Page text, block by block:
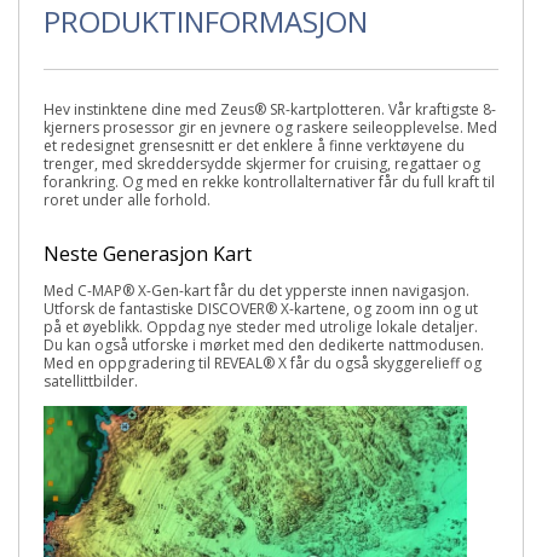
PRODUKTINFORMASJON
Hev instinktene dine med Zeus® SR-kartplotteren. Vår kraftigste 8-
kjerners prosessor gir en jevnere og raskere seileopplevelse. Med
et redesignet grensesnitt er det enklere å finne verktøyene du
trenger, med skreddersydde skjermer for cruising, regattaer og
forankring. Og med en rekke kontrollalternativer får du full kraft til
roret under alle forhold.
Neste Generasjon Kart
Med C-MAP®X-Gen-kart får du det ypperste innen navigasjon.
Utforsk de fantastiske DISCOVER®X-kartene, og zoom inn og ut
på et øyeblikk. Oppdag nye steder med utrolige lokale detaljer.
Du kan også utforske i mørket med den dedikerte nattmodusen.
Med en oppgradering til REVEAL®X får du også skyggerelieff og
satellittbilder.